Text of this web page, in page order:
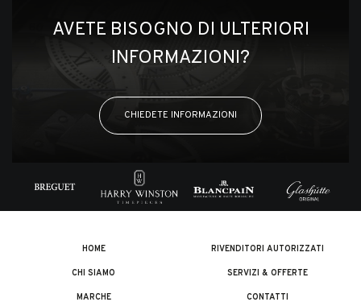
AVETE BISOGNO DI ULTERIORI
INFORMAZIONI?
CHIEDETE INFORMAZIONI
HOME
CHI SIAMO
MARCHE
RIVENDITORI AUTORIZZATI
SERVIZI & OFFERTE
CONTATTI